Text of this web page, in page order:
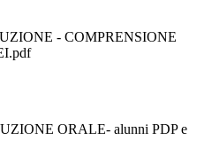
- COMPRENSIONE
ORALE- alunni PDP e